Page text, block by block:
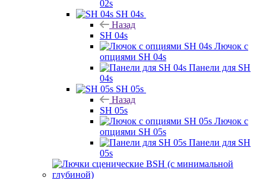
02s
SH 04s
Назад
SH 04s
Лючок с
опциями SH 04s
Панели для SH
04s
SH 05s
Назад
SH 05s
Лючок с
опциями SH 05s
Панели для SH
05s